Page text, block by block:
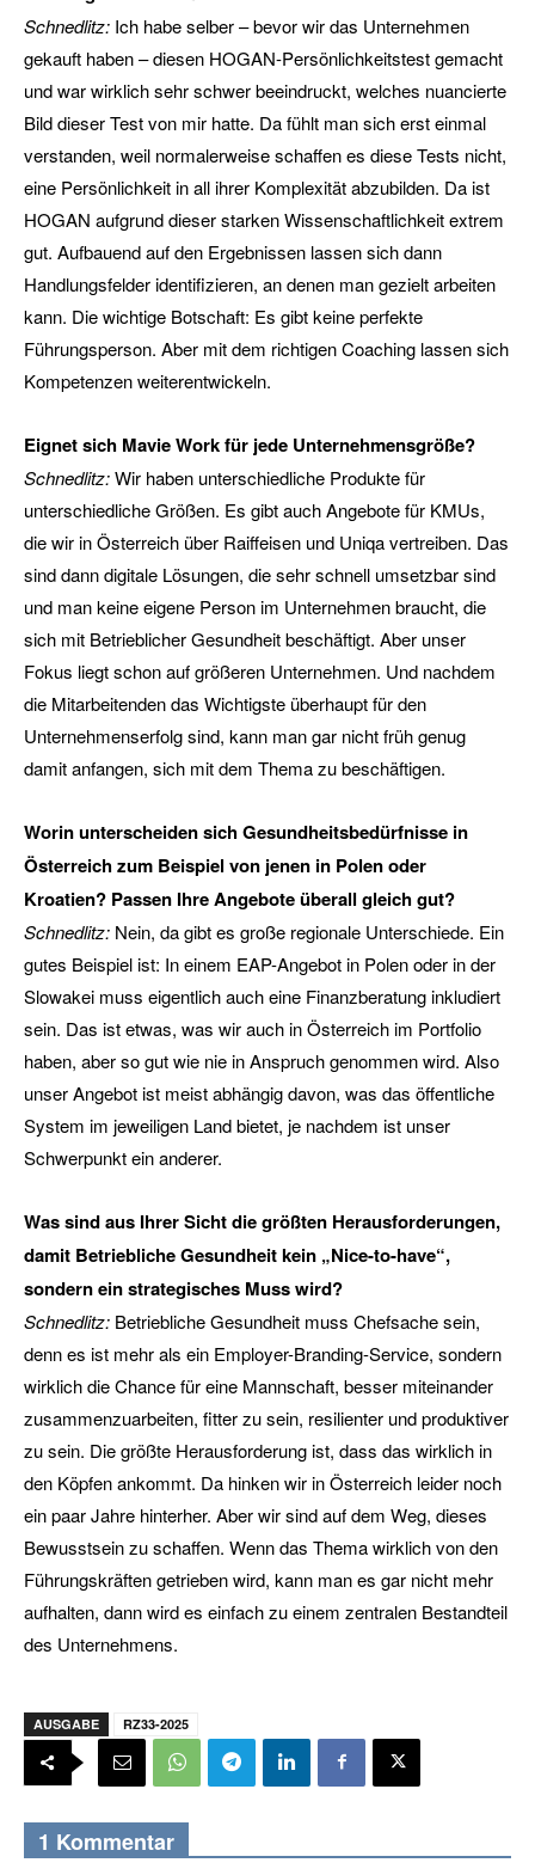
Schnedlitz: Ich habe selber – bevor wir das Unternehmen
gekauft haben – diesen HOGAN-Persönlichkeitstest gemacht
und war wirklich sehr schwer beeindruckt, welches nuancierte
Bild dieser Test von mir hatte. Da fühlt man sich erst einmal
verstanden, weil normalerweise schaffen es diese Tests nicht,
eine Persönlichkeit in all ihrer Komplexität abzubilden. Da ist
HOGAN aufgrund dieser starken Wissenschaftlichkeit extrem
gut. Aufbauend auf den Ergebnissen lassen sich dann
Handlungsfelder identifizieren, an denen man gezielt arbeiten
kann. Die wichtige Botschaft: Es gibt keine perfekte
Führungsperson. Aber mit dem richtigen Coaching lassen sich
Kompetenzen weiterentwickeln.
Eignet sich Mavie Work für jede Unternehmensgröße?
Schnedlitz:Wir haben unterschiedliche Produkte für
unterschiedliche Größen. Es gibt auch Angebote für KMUs,
die wir in Österreich über Raiffeisen und Uniqa vertreiben. Das
sind dann digitale Lösungen, die sehr schnell umsetzbar sind
und man keine eigene Person im Unternehmen braucht, die
sich mit Betrieblicher Gesundheit beschäftigt. Aber unser
Fokus liegt schon auf größeren Unternehmen. Und nachdem
die Mitarbeitenden das Wichtigste überhaupt für den
Unternehmenserfolg sind, kann man gar nicht früh genug
damit anfangen, sich mit dem Thema zu beschäftigen.
Worin unterscheiden sich Gesundheitsbedürfnisse in
Österreich zum Beispiel von jenen in Polen oder
Kroatien? Passen Ihre Angebote überall gleich gut?
Schnedlitz: Nein, da gibt es große regionale Unterschiede. Ein
gutes Beispiel ist: In einem EAP-Angebot in Polen oder in der
Slowakei muss eigentlich auch eine Finanzberatung inkludiert
sein. Das ist etwas, was wir auch in Österreich im Portfolio
haben, aber so gut wie nie in Anspruch genommen wird. Also
unser Angebot ist meist abhängig davon, was das öffentliche
System im jeweiligen Land bietet, je nachdem ist unser
Schwerpunkt ein anderer.
Was sind aus Ihrer Sicht die größten Herausforderungen,
damit Betriebliche Gesundheit kein „Nice-to-have“,
sondern ein strategisches Muss wird?
Schnedlitz: Betriebliche Gesundheit muss Chefsache sein,
denn es ist mehr als ein Employer-Branding-Service, sondern
wirklich die Chance für eine Mannschaft, besser miteinander
zusammenzuarbeiten, fitter zu sein, resilienter und produktiver
zu sein. Die größte Herausforderung ist, dass das wirklich in
den Köpfen ankommt. Da hinken wir in Österreich leider noch
ein paar Jahre hinterher. Aber wir sind auf dem Weg, dieses
Bewusstsein zu schaffen. Wenn das Thema wirklich von den
Führungskräften getrieben wird, kann man es gar nicht mehr
aufhalten, dann wird es einfach zu einem zentralen Bestandteil
des Unternehmens.
AUSGABE RZ33-2025
1 Kommentar